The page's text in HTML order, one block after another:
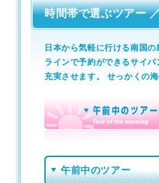
時間帯で選ぶツアー
日本から気軽に行ける南国
ラインで予約ができるサイ
充実させます。 せっかくの
午前中のツアー